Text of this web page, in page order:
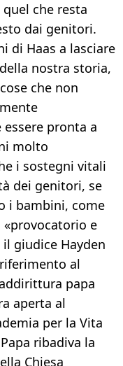
che resta
dai genitori.
di Haas a lasciare
nostra storia,
che non
pronta a
molto
i sostegni vitali
dei genitori, se
i bambini, come
e
giudice Hayden
al
papa
aperta al
per la Vita
ribadiva la
Chiesa